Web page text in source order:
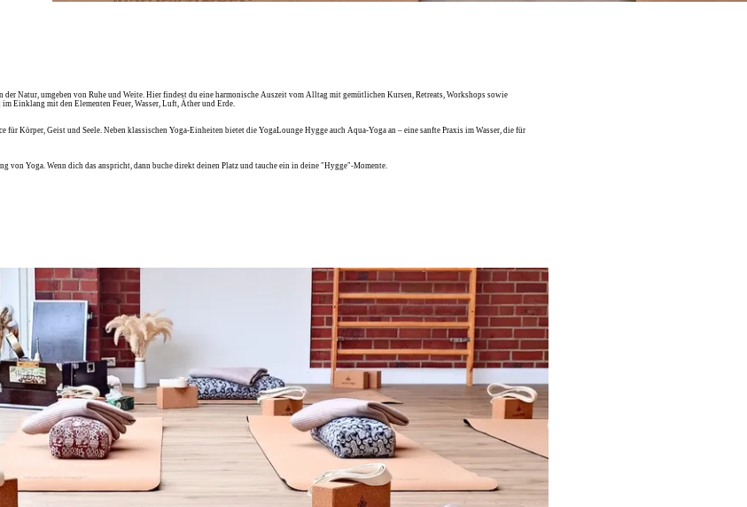
Natur, umgeben von Ruhe und Weite. Hier findest du eine harmonische Auszeit vom Alltag mit gemütlichen Kursen, Retreats, Workshops sowie
Einklang mit den Elementen Feuer, Wasser, Luft, Äther und Erde.
Körper, Geist und Seele. Neben klassischen Yoga-Einheiten bietet die YogaLounge Hygge auch Aqua-Yoga an – eine sanfte Praxis im Wasser, die für
Yoga. Wenn dich das anspricht, dann buche direkt deinen Platz und tauche ein in deine "Hygge"-Momente.